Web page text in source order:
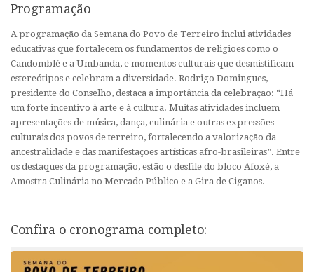
Programação
A programação da Semana do Povo de Terreiro inclui atividades
educativas que fortalecem os fundamentos de religiões como o
Candomblé e a Umbanda, e momentos culturais que desmistificam
estereótipos e celebram a diversidade. Rodrigo Domingues,
presidente do Conselho, destaca a importância da celebração: “Há
um forte incentivo à arte e à cultura. Muitas atividades incluem
apresentações de música, dança, culinária e outras expressões
culturais dos povos de terreiro, fortalecendo a valorização da
ancestralidade e das manifestações artísticas afro-brasileiras”. Entre
os destaques da programação, estão o desfile do bloco Afoxé, a
Amostra Culinária no Mercado Público e a Gira de Ciganos.
Confira o cronograma completo: